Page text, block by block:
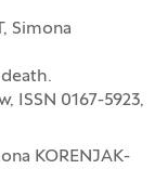
Simona
ISSN 0167-5923,
KORENJAK-